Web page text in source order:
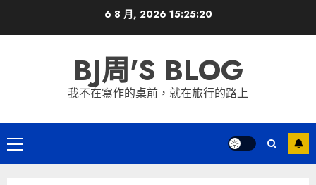
6 8 月, 2026 15:25:22
BJ周'S BLOG
我不在寫作的桌前，就在旅行的路上
Primary
Menu